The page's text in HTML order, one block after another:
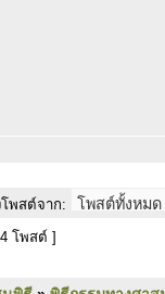
พสต์จาก:
โพสต์ ]